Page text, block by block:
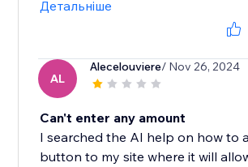
Детальніше
AL
Alecelouviere/ Nov 26, 2024
Can't enter any amount
I searched the AI help on how to
button to my site where it will